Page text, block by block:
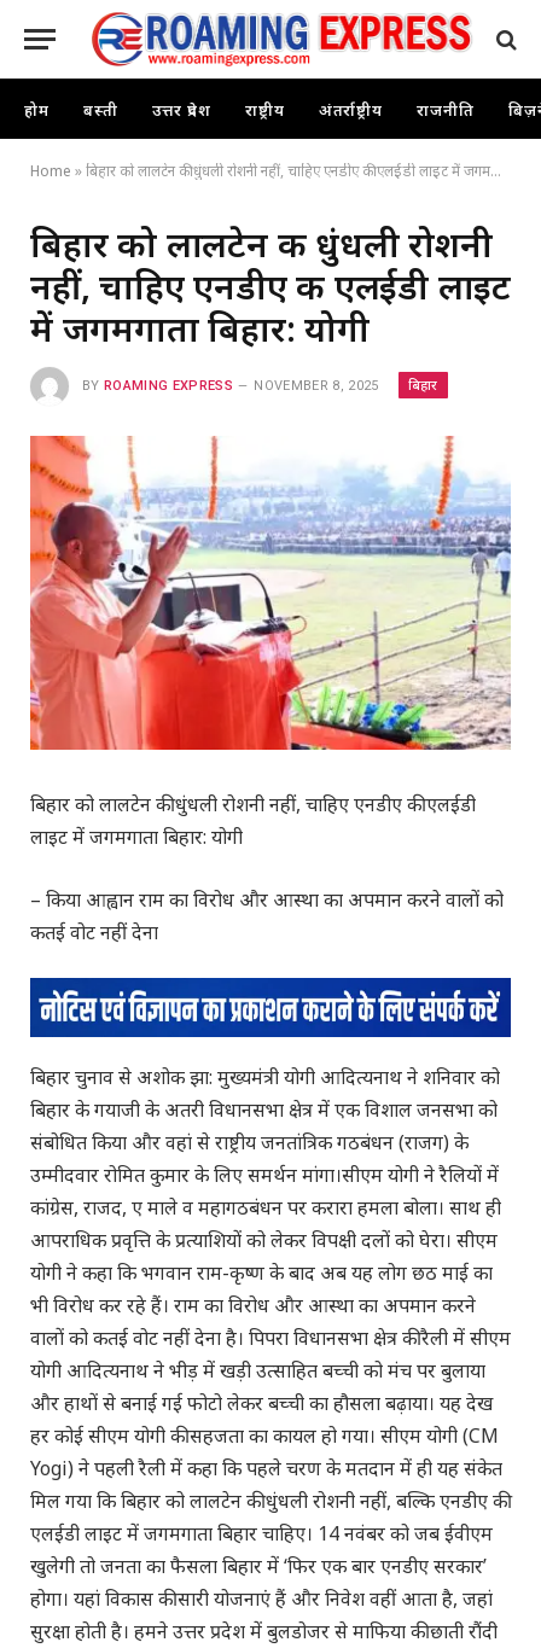
होम बस्ती उत्तर प्रदेश राष्ट्रीय अंतर्राष्ट्रीय राजनीति
Home »बिहार को लालटेन की धुंधली रोशनी नहीं, चाहिए एनडीए की एलईडी लाइट में जगमगाता बिहार: योगी
बिहार को लालटेन की धुंधली रोशनी
नहीं, चाहिए एनडीए की एलईडी लाइट
में जगमगाता बिहार: योगी
BY ROAMING EXPRESS NOVEMBER 8, 2025 बिहार
बिहार को लालटेन की धुंधली रोशनी नहीं, चाहिए एनडीए की एलईडी
लाइट में जगमगाता बिहार: योगी
– किया आह्वान राम का विरोध और आस्था का अपमान करने वालों को
कतई वोट नहीं देना
बिहार चुनाव से अशोक झा: मुख्यमंत्री योगी आदित्यनाथ ने शनिवार को
बिहार के गयाजी के अतरी विधानसभा क्षेत्र में एक विशाल जनसभा को
संबोधित किया और वहां से राष्ट्रीय जनतांत्रिक गठबंधन (राजग) के
उम्मीदवार रोमित कुमार के लिए समर्थन मांगा।सीएम योगी ने रैलियों में
कांग्रेस, राजद, ए माले व महागठबंधन पर करारा हमला बोला। साथ ही
आपराधिक प्रवृत्ति के प्रत्याशियों को लेकर विपक्षी दलों को घेरा। सीएम
योगी ने कहा कि भगवान राम-कृष्ण के बाद अब यह लोग छठ माई का
भी विरोध कर रहे हैं। राम का विरोध और आस्था का अपमान करने
वालों को कतई वोट नहीं देना है। पिपरा विधानसभा क्षेत्र की रैली में सीएम
योगी आदित्यनाथ ने भीड़ में खड़ी उत्साहित बच्ची को मंच पर बुलाया
और हाथों से बनाई गई फोटो लेकर बच्ची का हौसला बढ़ाया। यह देख
हर कोई सीएम योगी की सहजता का कायल हो गया। सीएम योगी (CM
Yogi) ने पहली रैली में कहा कि पहले चरण के मतदान में ही यह संकेत
मिल गया कि बिहार को लालटेन की धुंधली रोशनी नहीं, बल्कि एनडीए की
एलईडी लाइट में जगमगाता बिहार चाहिए। 14 नवंबर को जब ईवीएम
खुलेगी तो जनता का फैसला बिहार में ‘फिर एक बार एनडीए सरकार’
होगा। यहां विकास की सारी योजनाएं हैं और निवेश वहीं आता है, जहां
सुरक्षा होती है। हमने उत्तर प्रदेश में बुलडोजर से माफिया की छाती रौंदी